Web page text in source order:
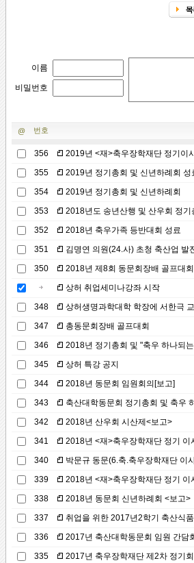
이름
비밀번호
@ 번호
356
2019년 <재>축우장학재단 정기이
355
2019년 정기총회 및 신년하례회 성
354
2019년 정기총회 및 신년하례회
353
2018년도 송년산행 및 산우회 정기
352
2018년 축우가족 등반대회 성료
351
김명연 의원(24.사) 초청 축산업 발
350
2018년 제8회 동문회장배 골프대
상허 취업세미나강좌 시작
348
상허생명과학대학 학장에 서한극
347
총동문회장배 골프대회
346
2018년 정기총회 및 "축우 하나되
345
상허 특강 공지
344
2018년 동문회 임원회의[보고]
343
축산대학동문회 정기총회 및 축우
342
2018년 산우회 시산제<보고>
341
2018년 <재>축우장학재단 정기 이
340
박문규 동문(6.축.축우장학재단 이
339
2018년 <재>축우장학재단 정기 이
338
2018년 동문회 신년하례회 <보고>
337
취업을 위한 2017년2학기 축산식
336
2017년 축산대학동문회 임원 간담
335
2017년 축우장학재단 제2차 정기회